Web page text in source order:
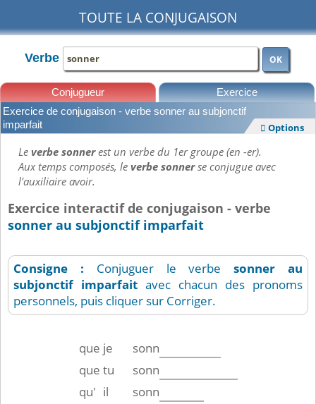
TOUTE LA CONJUGAISON
Verbe OK
Conjugueur Exercice
Leçons
Exercice de conjugaison - verbe sonner au subjonctif
imparfait
 Options
Leverbe sonnerest un verbe du 1er groupe (en -er).
Aux temps composés, leverbe sonnerse conjugue avec
l'auxiliaire avoir.
Exercice interactif de conjugaison - verbe
sonner au subjonctif imparfait
Consigne : Conjuguer le verbesonner
au
subjonctif imparfait avec chacun des pronoms
personnels, puis cliquer sur Corriger.
que je
sonn
que tu
sonn
qu' il
sonn